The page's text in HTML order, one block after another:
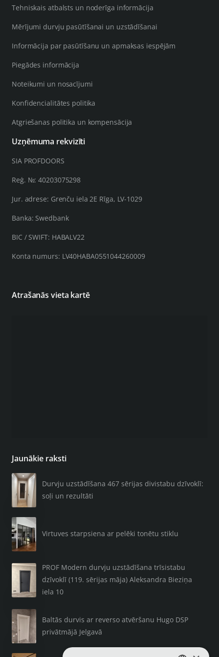
Tehniskais atbalsts un noderīga informācija
Mērījumi durvju pasūtīšanai un uzstādīšanai
Informācija par pasūtīšanu un apmaksas iespējām
Piegādes informācija
Noteikumi un nosacījumi
Konfidencialitātes politika
Atgriešanas politika un kompensācija
Uzņēmuma rekvizīti
SIA PROFDOORS
Reģ. №: 40203075298
Jur. adrese: Grenču iela 2E Rīga, LV-1029
Banka: Swedbank
BIC / SWIFT: HABALV22
Konta numurs: LV40HABA0551044260009
Atrašanās vieta kartē
Jaunākie raksti
Durvju uzstādīšana 467 sērijas divistabu dzīvoklī:
soļi un rezultāti
Virtuves starpsiena ar pelēki tonētu stiklu
PROF Modern durvju uzstādīšana trīsistabu
dzīvoklī (119. sērijas māja) Aleksandra Bieziņa
iela 10
Baltās durvis ar reverso atvēršanu Hugo DSP
privātmājā Jelgavā